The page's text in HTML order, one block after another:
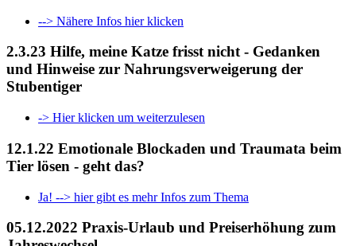
--> Nähere Infos hier klicken
2.3.23 Hilfe, meine Katze frisst nicht - Gedanken
und Hinweise zur Nahrungsverweigerung der
Stubentiger
-> Hier klicken um weiterzulesen
12.1.22 Emotionale Blockaden und Traumata beim
Tier lösen - geht das?
Ja! --> hier gibt es mehr Infos zum Thema
05.12.2022 Praxis-Urlaub und Preiserhöhung zum